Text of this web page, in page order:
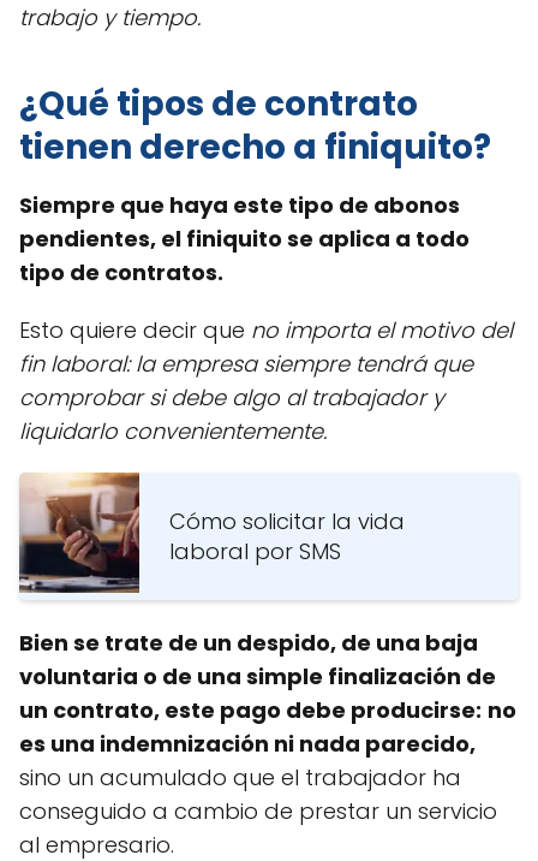
trabajo y tiempo.
¿Qué tipos de contrato
tienen derecho a finiquito?
Siempre que haya este tipo de abonos
pendientes, el finiquito se aplica a todo
tipo de contratos.
Esto quiere decir que no importa el motivo del
fin laboral: la empresa siempre tendrá que
comprobar si debe algo al trabajador y
liquidarlo convenientemente.
Cómo solicitar la vida
laboral por SMS
Bien se trate de un despido, de una baja
voluntaria o de una simple finalización de
un contrato, este pago debe producirse: no
es una indemnización ni nada parecido,
sino un acumulado que el trabajador ha
conseguido a cambio de prestar un servicio
al empresario.